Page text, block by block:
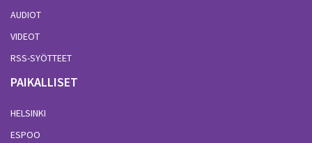
AUDIOT
VIDEOT
RSS-SYÖTTEET
PAIKALLISET
HELSINKI
ESPOO